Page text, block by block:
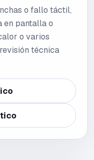
o fallo táctil,
en pantalla o
o varios
técnica